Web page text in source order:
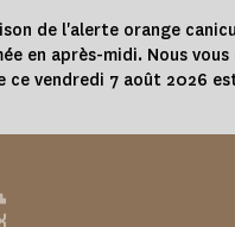
de l'alerte orange
en après-midi. Nous
vendredi 7 août 2026